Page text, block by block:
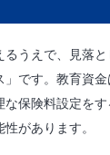
うえで、見落
」です。教育資
な保険料設定を
があります。